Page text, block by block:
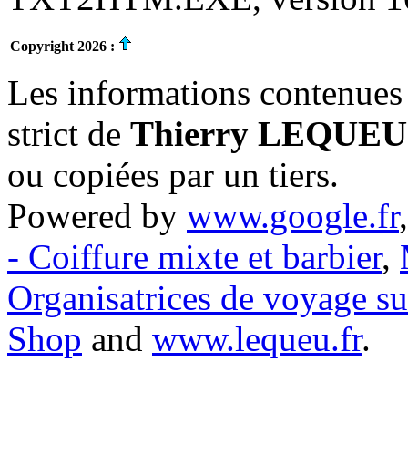
Copyright 2026 :
Les informations
strict de Thierry LEQUEU
ou copiées par un tiers.
Powered by www.google.fr
- Coiffure mixte et barbier,
Organisatrices de voyage
Shop and www.lequeu.fr.